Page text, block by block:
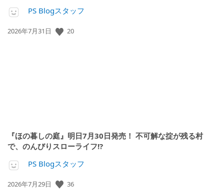
PS Blogスタッフ
公
2026年7月31日 20
『ほの暮しの庭』明日7月30日発売！ 不可解な掟が残る村
で、のんびりスローライフ!?
PS Blogスタッフ
公
2026年7月29日 36